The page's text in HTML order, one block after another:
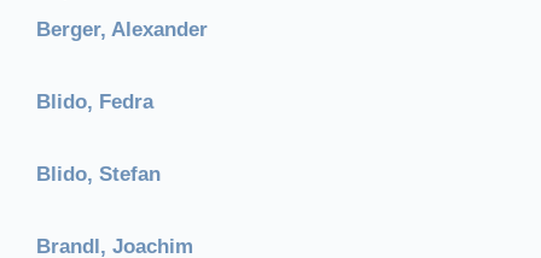
Berger, Alexander
Blido, Fedra
Blido, Stefan
Brandl, Joachim